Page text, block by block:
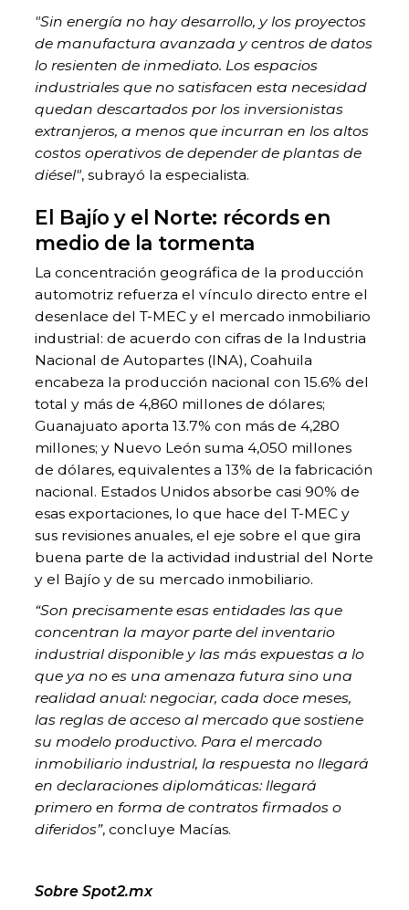
"Sin energía no hay desarrollo, y los proyectos
de manufactura avanzada y centros de datos
lo resienten de inmediato. Los espacios
industriales que no satisfacen esta necesidad
quedan descartados por los inversionistas
extranjeros, a menos que incurran en los altos
costos operativos de depender de plantas de
diésel", subrayó la especialista.
El Bajío y el Norte: récords en
medio de la tormenta
La concentración geográfica de la producción
automotriz refuerza el vínculo directo entre el
desenlace del T-MEC y el mercado inmobiliario
industrial: de acuerdo con cifras de la Industria
Nacional de Autopartes (INA), Coahuila
encabeza la producción nacional con 15.6% del
total y más de 4,860 millones de dólares;
Guanajuato aporta 13.7% con más de 4,280
millones; y Nuevo León suma 4,050 millones
de dólares, equivalentes a 13% de la fabricación
nacional. Estados Unidos absorbe casi 90% de
esas exportaciones, lo que hace del T-MEC y
sus revisiones anuales, el eje sobre el que gira
buena parte de la actividad industrial del Norte
y el Bajío y de su mercado inmobiliario.
“Son precisamente esas entidades las que
concentran la mayor parte del inventario
industrial disponible y las más expuestas a lo
que ya no es una amenaza futura sino una
realidad anual: negociar, cada doce meses,
las reglas de acceso al mercado que sostiene
su modelo productivo. Para el mercado
inmobiliario industrial, la respuesta no llegará
en declaraciones diplomáticas: llegará
primero en forma de contratos firmados o
diferidos”, concluye Macías.
Sobre Spot2.mx